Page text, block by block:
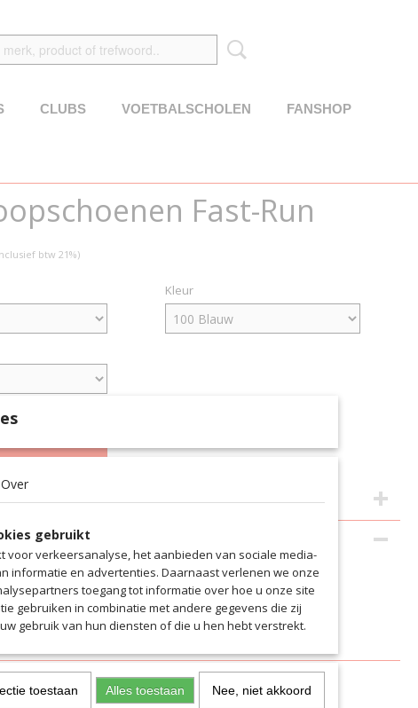
CLUBS VOETBALSCHOLEN FANSHOP
Fast-Run
btw 21%)
Kleur
159
met optimale demping en stabiliteit.
flexsysteem voor natuurlijke rolbeweging.
voor maximale schokabsorptie.
bovenwerk van mesh.
Over
gebruikt
voor verkeersanalyse, het aanbieden van sociale media-
informatie en advertenties. Daarnaast verlenen we onze
toegang tot informatie over hoe u onze site
gebruiken in combinatie met andere gegevens die zij
gebruik van hun diensten of die u hen hebt verstrekt.
toestaan Alles toestaan Nee, niet akkoord